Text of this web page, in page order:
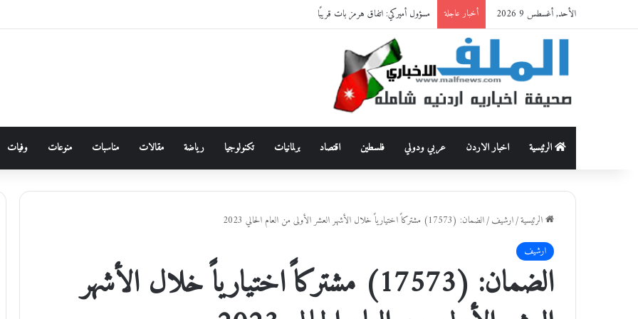
الأحد, أغسطس 9 2026 أخبار عاجلة مسؤول أميركي: اتفاق هرمز بات قريبًا
الرئيسية اخبار الاردن عربي ودولي فلسطين اقتصاد برلمانيات تكنولوجيا رياضة مقالات مناسبات منوعات وفيات
الرئيسية/ارشيف/الضمان: (17573) مشتركاً اختيارياً خلال الأشهر العشر الأولى من العام الحالي 2023
ارشيف
الضمان: (17573) مشتركاً اختيارياً خلال الأشهر